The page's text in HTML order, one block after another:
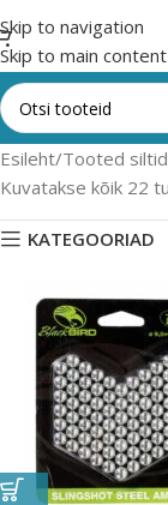
Skip to navigation
Skip to main content
Esileht Tooted
Kuvatakse kõik 22
KATEGOORIAD